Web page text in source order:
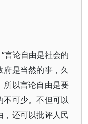
言论自由是社会的
府是当然的事，久
所以言论自由是要
不可少。不但可以
，还可以批评人民